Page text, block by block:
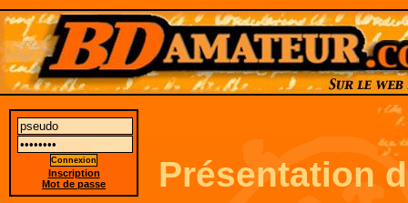
Présentation
Inscription
Mot de passe